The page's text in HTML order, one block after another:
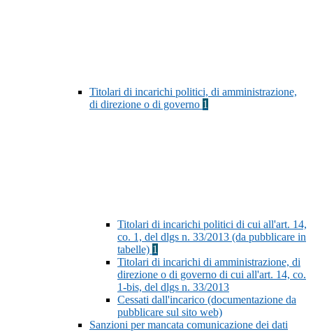
Titolari di incarichi politici, di amministrazione,
di direzione o di governo 1
Titolari di incarichi politici di cui all'art. 14,
co. 1, del dlgs n. 33/2013 (da pubblicare in
tabelle) 1
Titolari di incarichi di amministrazione, di
direzione o di governo di cui all'art. 14, co.
1-bis, del dlgs n. 33/2013
Cessati dall'incarico (documentazione da
pubblicare sul sito web)
Sanzioni per mancata comunicazione dei dati